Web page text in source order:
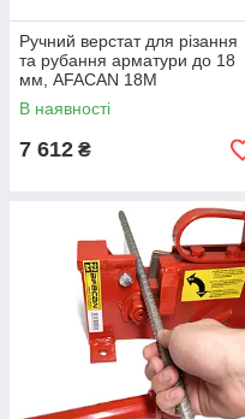
Ручний верстат для різання
та рубання арматури до 18
мм, AFACAN 18M
В наявності
7 612 ₴